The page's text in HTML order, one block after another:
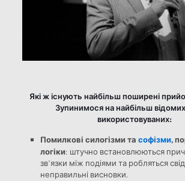
Які ж існують найбільш поширені
Зупинимося на найбільш
використовуваних:
Помилкові силогізми та софізми,
логіки: штучно встановлюються
зв’язки між подіями та робляться
неправильні висновки.